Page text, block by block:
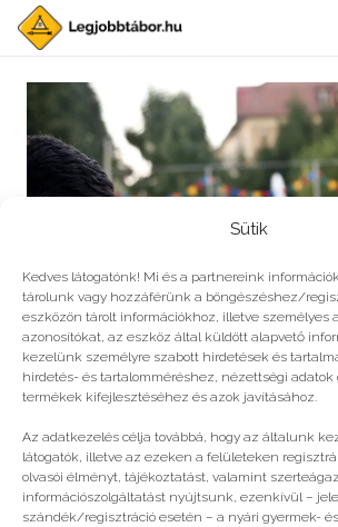
Sütik
Kedves látogatónk! Mi és a partnereink
tárolunk vagy hozzáférünk a böngészéshez/
eszközön tárolt információkhoz, illetve személyes
azonosítókat, az eszköz által küldött alapvető
kezelünk személyre szabott hirdetések és
hirdetés- és tartalomméréshez, nézettségi
termékek kifejlesztéséhez és azok javításához.
Az adatkezelés célja továbbá, hogy az általunk
látogatók, illetve az ezeken a felületeken
olvasói élményt, tájékoztatást, valamint
információszolgáltatást nyújtsunk, ezenkívül –
szándék/regisztráció esetén – a nyári gyermek-
Művészeti tábor
© legjobbtabor.hu